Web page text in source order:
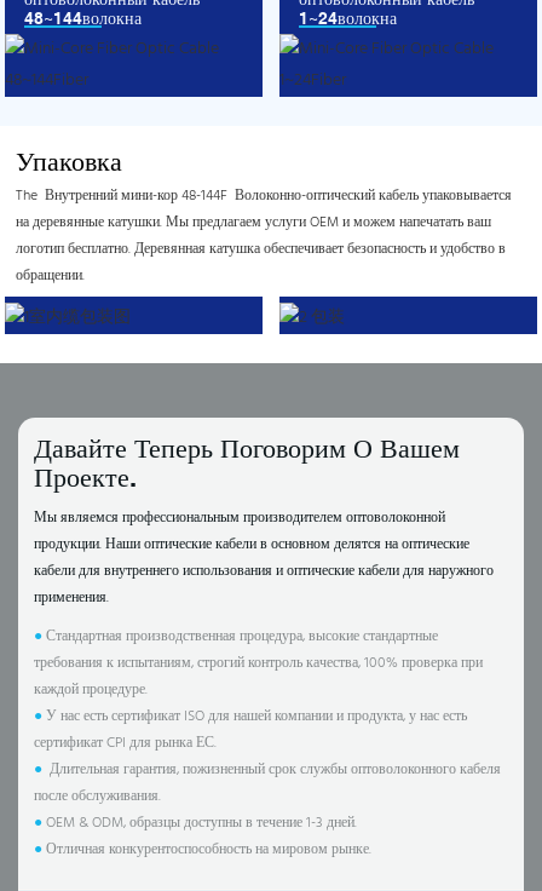
48~144волокна
1~24волокна
Упаковка
The Внутренний мини-кор 48-144F Волоконно-оптический кабель упаковывается
на деревянные катушки. Мы предлагаем услуги OEM и можем напечатать ваш
логотип бесплатно. Деревянная катушка обеспечивает безопасность и удобство в
обращении.
Давайте Теперь Поговорим О Вашем
Проекте.
Мы являемся профессиональным производителем оптоволоконной
продукции. Наши оптические кабели в основном делятся на оптические
кабели для внутреннего использования и оптические кабели для наружного
применения.
●Стандартная производственная процедура, высокие стандартные
требования к испытаниям, строгий контроль качества, 100% проверка при
каждой процедуре.
●У нас есть сертификат ISO для нашей компании и продукта, у нас есть
сертификат CPI для рынка ЕС.
● Длительная гарантия, пожизненный срок службы оптоволоконного кабеля
после обслуживания.
●OEM & ODM, образцы доступны в течение 1-3 дней.
●Отличная конкурентоспособность на мировом рынке.